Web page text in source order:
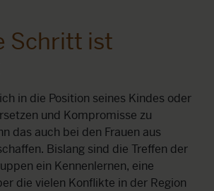
Schritt ist
in die Position seines Kindes oder
und Kompromisse zu
das auch bei den Frauen aus
Bislang sind die Treffen der
ein Kennenlernen, eine
die vielen Konflikte in der Region